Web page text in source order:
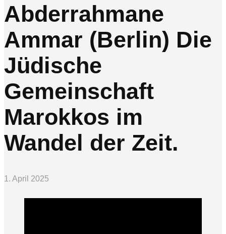
Abderrahmane
Ammar (Berlin) Die
Jüdische
Gemeinschaft
Marokkos im
Wandel der Zeit.
1. April 2025